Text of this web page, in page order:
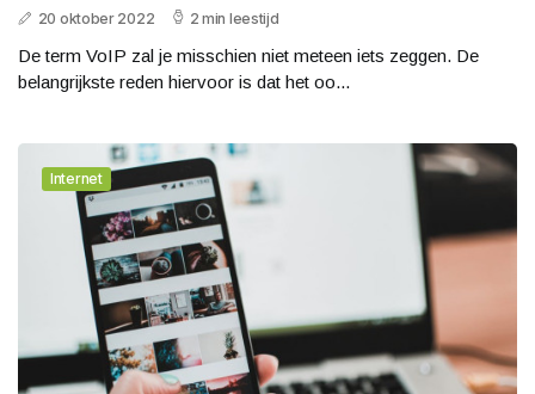
20 oktober 2022 2 min leestijd
De term VoIP zal je misschien niet meteen iets zeggen. De
belangrijkste reden hiervoor is dat het oo...
Internet